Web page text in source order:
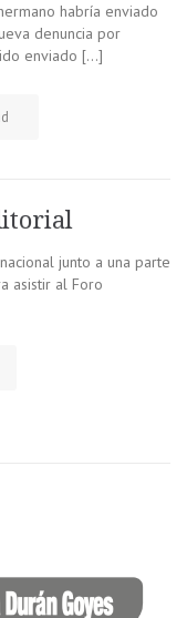
habría enviado
denuncia por
enviado […]
junto a una parte
asistir al Foro